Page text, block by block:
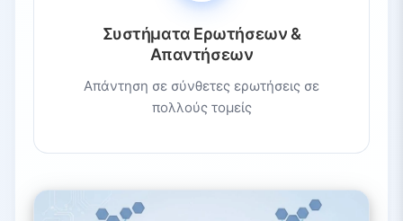
Συστήματα Ερωτήσεων &
Απαντήσεων
Απάντηση σε σύνθετες ερωτήσεις σε
πολλούς τομείς